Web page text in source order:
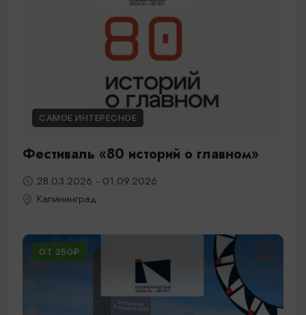
САМОЕ ИНТЕРЕСНОЕ
Фестиваль «80 историй о главном»
28.03.2026 - 01.09.2026
Калининград
ОТ 250₽